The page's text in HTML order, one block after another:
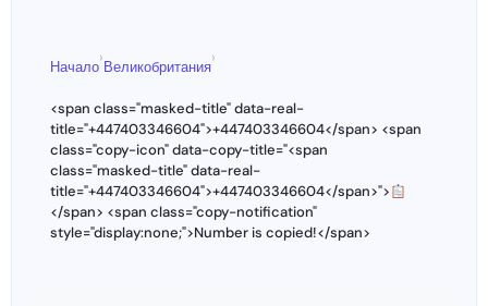
Начало
›
Великобритания
›
<span class="masked-title" data-real-
title="+447403346604">+447403346604</span> <span
class="copy-icon" data-copy-title="<span
class="masked-title" data-real-
title="+447403346604">+447403346604</span>">
</span> <span class="copy-notification"
style="display:none;">Number is copied!</span>